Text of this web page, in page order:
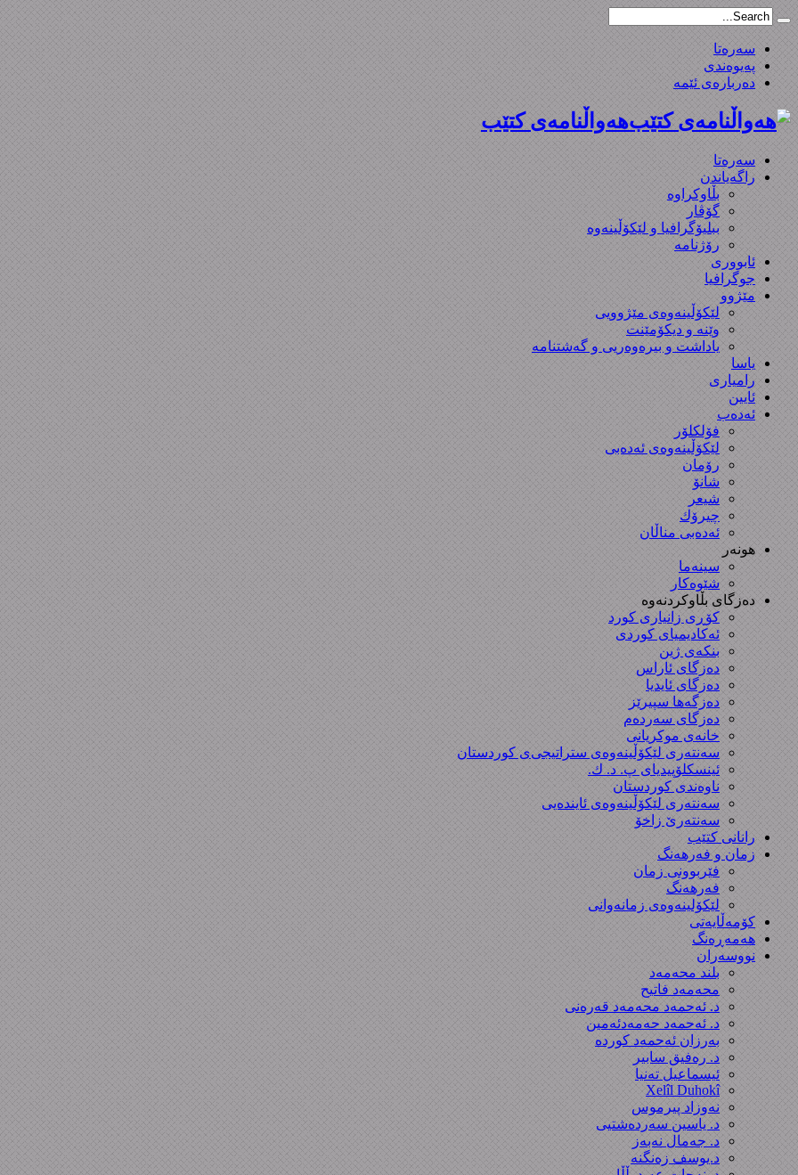
سەرەتا
پەیوەندی
دەربارەی ئێمە
هەواڵنامەی کتێب
سەرەتا
راگەیاندن
بڵاوکراوە
گۆڤار
ببلیۆگرافیا و لێکۆڵینەوە
رۆژنامە
ئابووری
جوگرافیا
مێژوو
لێکۆڵینەوەی مێژوویی
وێنە و دیکۆمێنت
یاداشت و بیره‌وه‌ریی و گەشتنامە
یاسا
رامیاری
ئایین
ئەدەب
فۆلکلۆر
لێکۆڵینەوەی ئەدەبی
رۆمان
شانۆ
شیعر
چیرۆك
ئەدەبی مناڵان
هونەر
سینەما
شێوەکار
دەزگای بڵاوکردنەوە
کۆڕی زانیاری کورد
ئەکادیمیای کوردی
بنکەی ژین
دەزگای ئاراس
دەزگای ئایدیا
دەزگەها سپیرێز
دەزگای سەردەم
خانەی موکریانی
سەنتەری لێكۆڵینەوەی ستراتیجی‌ی كوردستان
ئینسکلۆپیدیای پ. د. ك.
ناوەندی کوردستان
سەنتەری لێکۆڵینەوەى ئایندەیی
سەنتەرێ زاخۆ
رانانی کتێب
زمان و فەرهەنگ
فێربوونی زمان
فەرهەنگ
لێکۆلینەوەی زمانەوانی
کۆمەڵایەتی
هەمەڕەنگ
نووسەران
بلند محەمەد
محەمەد فاتیح
د. ئەحمەد محەمەد قەرەنی
د. ئەحمەد حەمەدئەمین
بەرزان ئەحمەد کورده
د. رەفیق سابیر
ئیسماعیل تەنیا
Xelîl Duhokî
نەوزاد پیرموس
د. یاسین سەردەشتیی
د. جەمال نەبەز
د.یوسف زه‌نگنه‌